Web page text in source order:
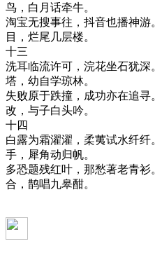
鸟，白月话牵牛。
淘宝无搜事往，抖音也播神
目，烂尾几层楼。
十三
洗耳临流许可，浣花坐石犹
塔，幼自学琼林。
失败原于跌撞，成功亦在追
改，与子白头吟。
十四
白露为霜濯濯，柔荑试水纤
手，犀角动归帆。
多恐题残红叶，那愁著老青
合，鹊唱九皋酣。